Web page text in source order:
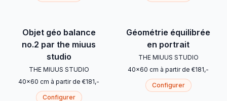
Objet géo balance
no.2 par the miuus
studio
THE MIUUS STUDIO
40x60 cm à partir de €181,-
Configurer
Géométrie équilibrée
en portrait
THE MIUUS STUDIO
40x60 cm à partir de €181,-
Configurer